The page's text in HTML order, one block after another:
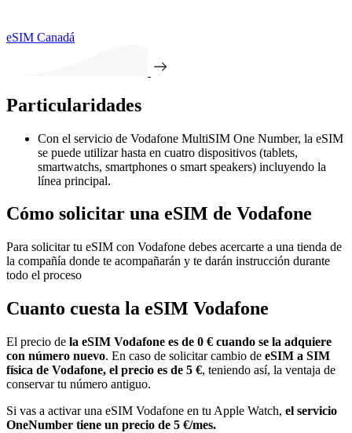
eSIM Canadá
Particularidades
Con el servicio de Vodafone MultiSIM One Number, la eSIM
se puede utilizar hasta en cuatro dispositivos (tablets,
smartwatchs, smartphones o smart speakers) incluyendo la
línea principal.
Cómo solicitar una eSIM de Vodafone
Para solicitar tu eSIM con Vodafone debes acercarte a una tienda de
la compañía donde te acompañarán y te darán instrucción durante
todo el proceso
Cuanto cuesta la eSIM Vodafone
El precio de la eSIM Vodafone es de 0 € cuando se la adquiere
con número nuevo. En caso de solicitar cambio de eSIM a SIM
física de Vodafone, el precio es de 5 €, teniendo así, la ventaja de
conservar tu número antiguo.
Si vas a activar una eSIM Vodafone en tu Apple Watch, el servicio
OneNumber tiene un precio de 5 €/mes.